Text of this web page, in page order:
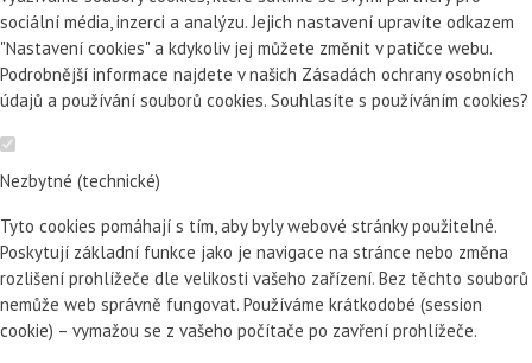
sociální média, inzerci a analýzu. Jejich nastavení upravíte odkazem
"Nastavení cookies" a kdykoliv jej můžete změnit v patičce webu.
Podrobnější informace najdete v našich Zásadách ochrany osobních
údajů a používání souborů cookies. Souhlasíte s používáním cookies?
Nezbytné (technické)
Tyto cookies pomáhají s tím, aby byly webové stránky použitelné.
Poskytují základní funkce jako je navigace na stránce nebo změna
rozlišení prohlížeče dle velikosti vašeho zařízení. Bez těchto souborů
nemůže web správně fungovat. Používáme krátkodobé (session
cookie) – vymažou se z vašeho počítače po zavření prohlížeče.